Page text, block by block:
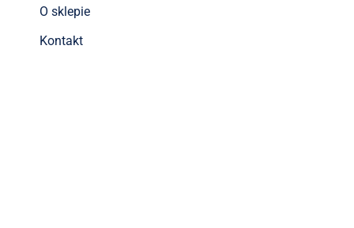
O sklepie
Kontakt